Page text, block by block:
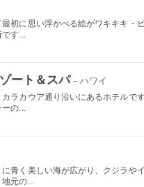
初に思い浮かべる絵がワキキキ・
です...
ート＆スパ - ハワイ
ラカウア通り沿いにあるホテルで
ーの...
青く美しい海が広がり、クジラや
地元の...